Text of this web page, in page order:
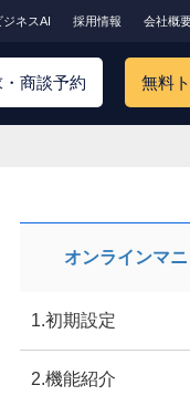
会社概
採用情報
ジネスAI
無料
商談予約
オンラインマ
1.初期設定
2.機能紹介